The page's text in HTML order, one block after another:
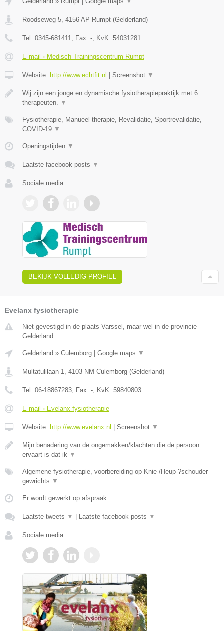
Roodseweg 5, 4156 AP Rumpt (Gelderland)
Tel: 0345-681411, Fax: -, KvK: 54031281
E-mail › Medisch Trainingscentrum Rumpt
Website: http://www.echtfit.nl Screenshot ▼
Wij zijn een jonge en dynamische fysiotherapiepraktijk met 6
therapeuten. ▼
Fysiotherapie, Manueel therapie, Revalidatie, Sportrevalidatie,
COVID-19 ▼
Openingstijden ▼
Laatste facebook posts ▼
Sociale media:
BEKIJK VOLLEDIG PROFIEL
Evelanx fysiotherapie
Niet gevestigd in de plaats Varssel, maar wel in de provincie
Gelderland.
Gelderland » Culemborg | Google maps ▼
Multatulilaan 1 4103 NM Culemborg (Gelderland)
Tel: 06-18867283 , Fax: - , KvK: 59840803
E-mail › Evelanx fysiotherapie
Website: http://www.evelanx.nl | Screenshot ▼
Mijn benadering van de ongemakken/klachten die de persoon
ervaart is dat ik ▼
Algemene fysiotherapie, voorbereiding op Knie-/Heup-?schouder
gewrichts ▼
Er wordt gewerkt op afspraak.
Laatste tweets ▼ | Laatste facebook posts ▼
Sociale media: